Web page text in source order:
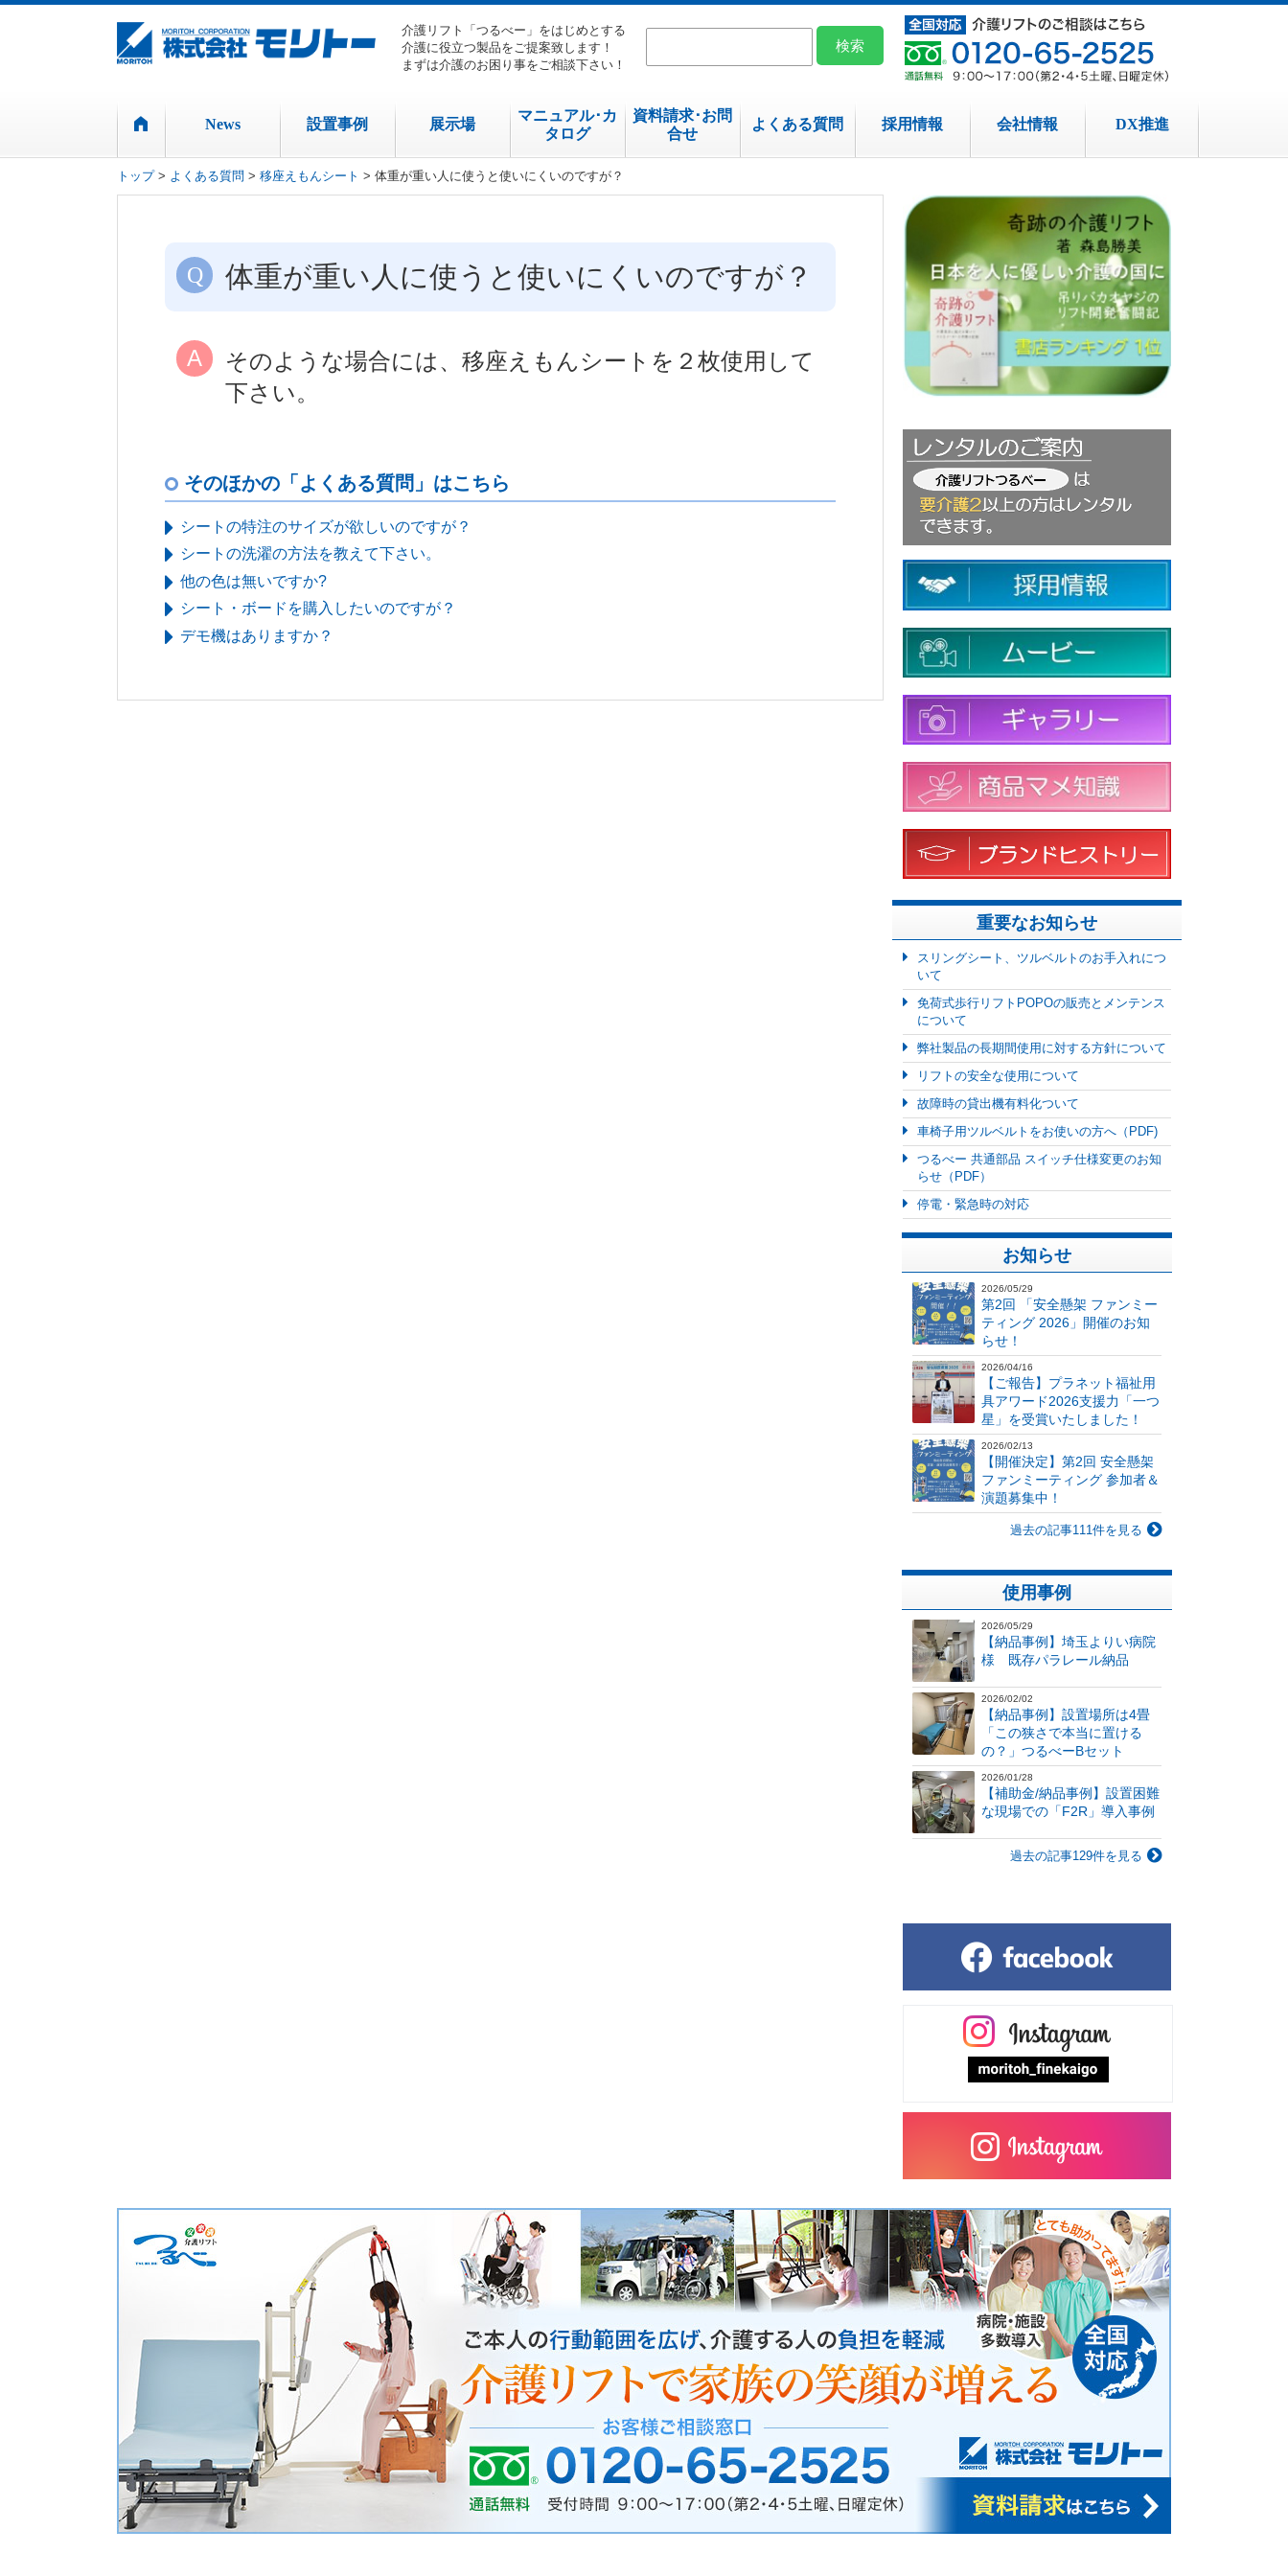
介護リフト「つるべー」をはじめとする
介護に役立つ製品をご提案致します！
まずは介護のお困り事をご相談下さい！
News 設置事例 展示場
マニュアル･カ
タログ
資料請求･お問
合せ
よくある質問 採用情報 会社情報 DX推進
トップ> よくある質問 > 移座えもんシート > 体重が重い人に使うと使いにくいのですが？
体重が重い人に使うと使いにくいのですが？
そのような場合には、移座えもんシートを２枚使用して
下さい。
そのほかの「よくある質問」はこちら
シートの特注のサイズが欲しいのですが？
シートの洗濯の方法を教えて下さい。
他の色は無いですか?
シート・ボードを購入したいのですが？
デモ機はありますか？
重要なお知らせ
スリングシート、ツルベルトのお手入れにつ
いて
免荷式歩行リフトPOPOの販売とメンテンス
について
弊社製品の長期間使用に対する方針について
リフトの安全な使用について
故障時の貸出機有料化ついて
車椅子用ツルベルトをお使いの方へ（PDF)
つるべー 共通部品 スイッチ仕様変更のお知
らせ（PDF）
停電・緊急時の対応
お知らせ
2026/05/29
第2回 「安全懸架 ファンミー
ティング 2026」開催のお知
らせ！
2026/04/16
【ご報告】プラネット福祉用
具アワード2026支援力「一つ
星」を受賞いたしました！
2026/02/13
【開催決定】第2回 安全懸架
ファンミーティング 参加者＆
演題募集中！
過去の記事111件を見る
使用事例
2026/05/29
【納品事例】埼玉よりい病院
様 既存パラレール納品
2026/02/02
【納品事例】設置場所は4畳
「この狭さで本当に置ける
の？」つるべーBセット
2026/01/28
【補助金/納品事例】設置困難
な現場での「F2R」導入事例
過去の記事129件を見る